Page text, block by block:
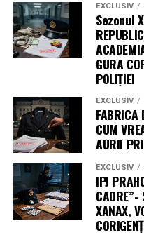
Sens metaforic
termenul a fost
curiozitatea
unor șefi (cum ar fi
Stoican) care, în
detalii private sau
mod
Pe scurt, este actul
obține o plăcere sau un
sau de putere) pe
EXCLUSIV
Sezonul
GURA
POLIȚIEI
EXCLUSIV
FABRICA
CUM
AURII
EXCLUSIV
IPJ
CADRE”-
XANAX,